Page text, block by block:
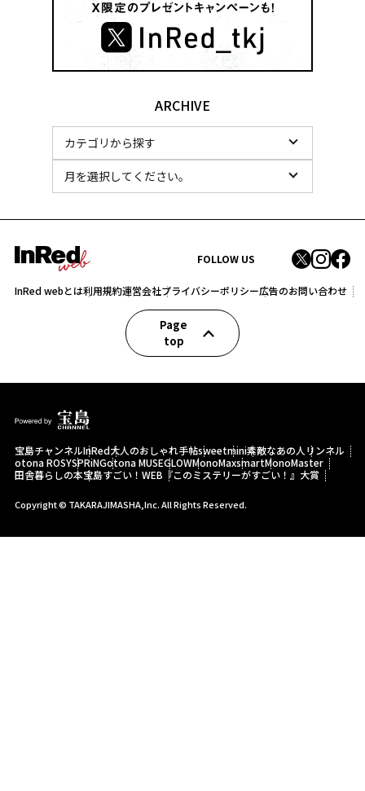
ARCHIVE
FOLLOW US
InRed webとは利用規約運営会社プライバシーポリシー広告のお問い合わせ
Page
top
宝島チャンネルInRed大人のおしゃれ手帖sweetmini素敵なあの人 リンネル
otona ROSYSPRiNGotona MUSEGLOWMonoMaxsmartMonoMaster
田舎暮らしの本宝島すごい！WEB 『このミステリーがすごい！』大賞
Copyright © TAKARAJIMASHA,Inc. All Rights Reserved.